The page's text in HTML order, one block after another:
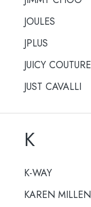
JOULES
JPLUS
JUICY COUTURE
JUST CAVALLI
K
K-WAY
KAREN MILLEN